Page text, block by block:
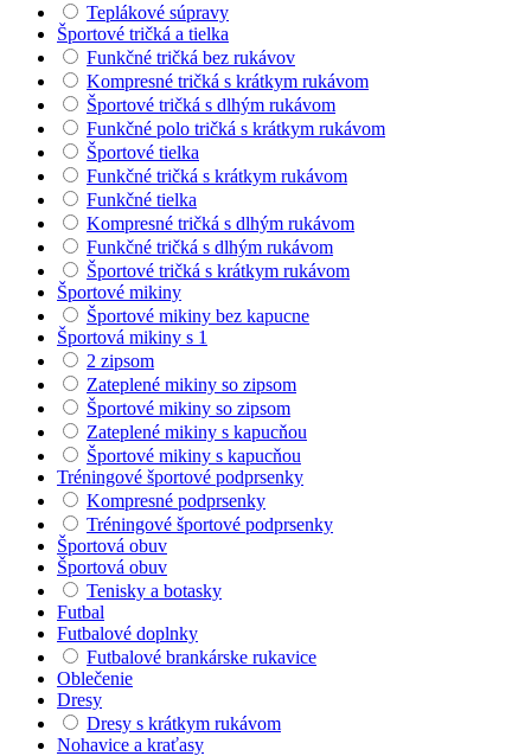
Teplákové súpravy
Športové tričká a tielka
Funkčné tričká bez rukávov
Kompresné tričká s krátkym rukávom
Športové tričká s dlhým rukávom
Funkčné polo tričká s krátkym rukávom
Športové tielka
Funkčné tričká s krátkym rukávom
Funkčné tielka
Kompresné tričká s dlhým rukávom
Funkčné tričká s dlhým rukávom
Športové tričká s krátkym rukávom
Športové mikiny
Športové mikiny bez kapucne
Športová mikiny s 1
2 zipsom
Zateplené mikiny so zipsom
Športové mikiny so zipsom
Zateplené mikiny s kapucňou
Športové mikiny s kapucňou
Tréningové športové podprsenky
Kompresné podprsenky
Tréningové športové podprsenky
Športová obuv
Športová obuv
Tenisky a botasky
Futbal
Futbalové doplnky
Futbalové brankárske rukavice
Oblečenie
Dresy
Dresy s krátkym rukávom
Nohavice a kraťasy